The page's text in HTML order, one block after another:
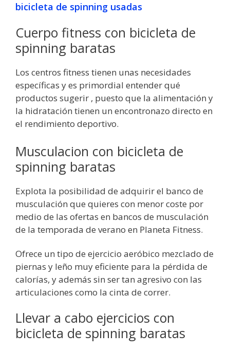
bicicleta de spinning usadas
Cuerpo fitness con bicicleta de
spinning baratas
Los centros fitness tienen unas necesidades
específicas y es primordial entender qué
productos sugerir , puesto que la alimentación y
la hidratación tienen un encontronazo directo en
el rendimiento deportivo.
Musculacion con bicicleta de
spinning baratas
Explota la posibilidad de adquirir el banco de
musculación que quieres con menor coste por
medio de las ofertas en bancos de musculación
de la temporada de verano en Planeta Fitness.
Ofrece un tipo de ejercicio aeróbico mezclado de
piernas y leño muy eficiente para la pérdida de
calorías, y además sin ser tan agresivo con las
articulaciones como la cinta de correr.
Llevar a cabo ejercicios con
bicicleta de spinning baratas